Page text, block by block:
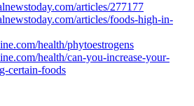
articles/277177
articles/foods-high-in-
health/phytoestrogens
health/can-you-increase-your-
certain-foods